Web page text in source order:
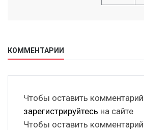
КОММЕНТАРИИ
Чтобы оставить комментарий
зарегистрируйтесь на сайте
Чтобы оставить комментарий